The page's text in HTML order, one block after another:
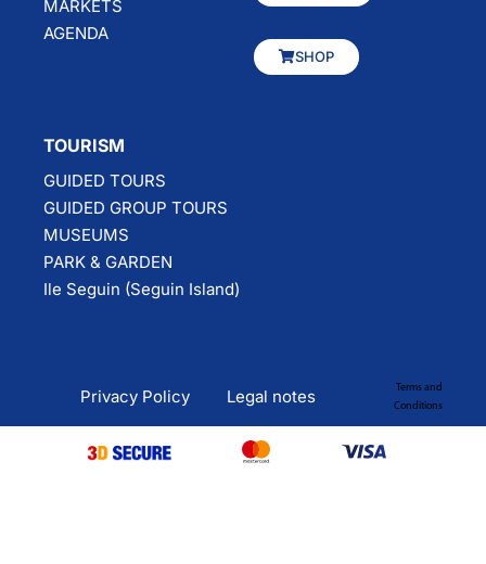
MARKETS
AGENDA
SHOP
TOURISM
GUIDED TOURS
GUIDED GROUP TOURS
MUSEUMS
PARK & GARDEN
Ile Seguin (Seguin Island)
Privacy Policy Legal notes
Terms and
Conditions